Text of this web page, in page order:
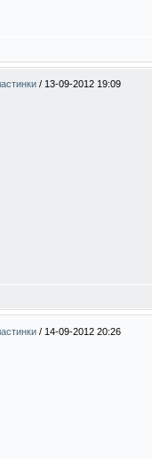
/ 13-09-2012 19:09
/ 14-09-2012 20:26